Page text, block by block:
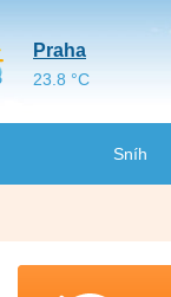
Sníh
Praha
23.8 °C